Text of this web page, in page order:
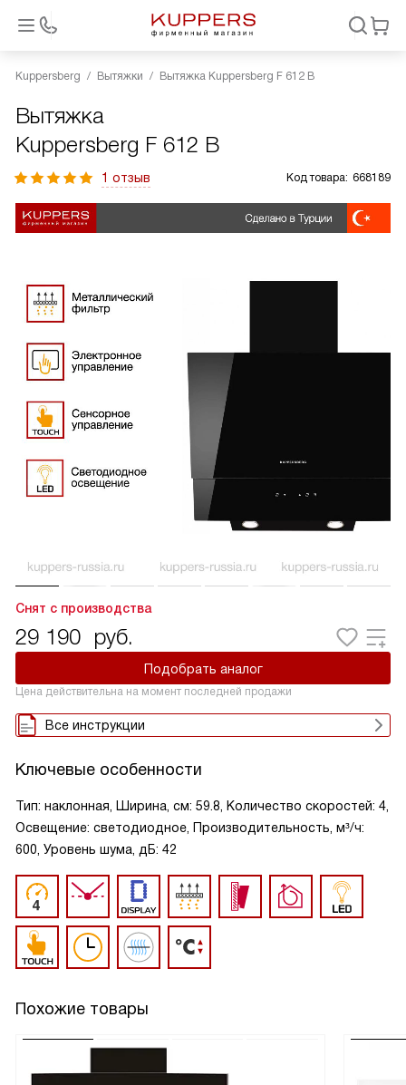
Kuppersberg Вытяжки Вытяжка Kuppersberg F 612 B
Вытяжка
Kuppersberg F 612 B
1 отзыв Код товара: 668189
Снят с производства
29 190 руб.
Подобрать аналог
Цена действительна на момент последней продажи
Все инструкции
Ключевые особенности
Тип: наклонная, Ширина, см: 59.8, Количество скоростей: 4,
Освещение: светодиодное, Производительность, м³/ч:
600, Уровень шума, дБ: 42
Похожие товары